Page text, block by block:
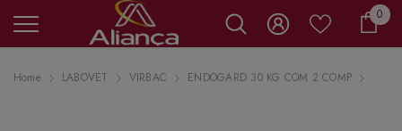
00
Home LABOVET VIRBAC ENDOGARD 30 KG COM 2 COMP